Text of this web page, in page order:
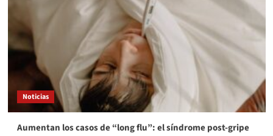
Noticias
Aumentan los casos de “long flu”: el síndrome post‑gripe